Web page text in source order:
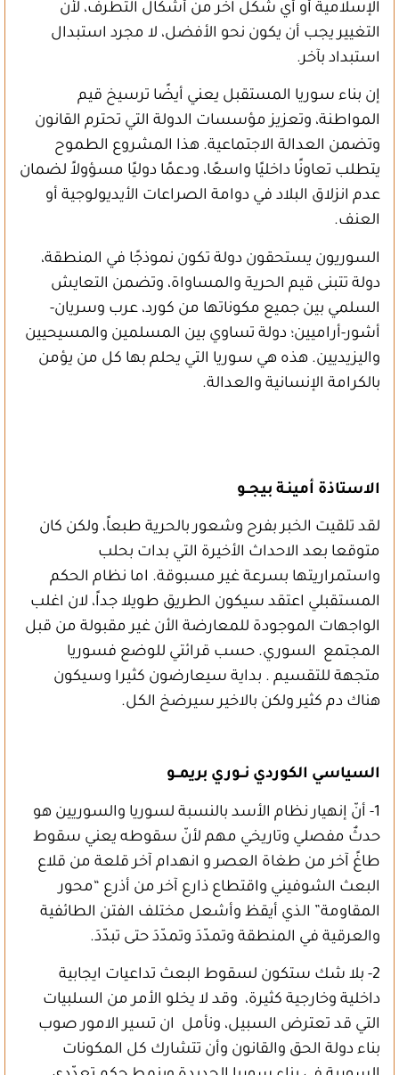
الإسلامية أو أي شكل آخر من أشكال التطرف، لأن
التغيير يجب أن يكون نحو الأفضل، لا مجرد استبدال
استبداد بآخر.
إن بناء سوريا المستقبل يعني أيضًا ترسيخ قيم
المواطنة، وتعزيز مؤسسات الدولة التي تحترم القانون
وتضمن العدالة الاجتماعية. هذا المشروع الطموح
يتطلب تعاونًا داخليًا واسعًا، ودعمًا دوليًا مسؤولاً لضمان
عدم انزلاق البلاد في دوامة الصراعات الأيديولوجية أو
العنف.
السوريون يستحقون دولة تكون نموذجًا في المنطقة،
دولة تتبنى قيم الحرية والمساواة، وتضمن التعايش
السلمي بين جميع مكوناتها من كورد، عرب وسريان-
أشور-أراميين؛ دولة تساوي بين المسلمين والمسيحيين
واليزيديين. هذه هي سوريا التي يحلم بها كل من يؤمن
بالكرامة الإنسانية والعدالة.
الاستاذة أمينـة بيجــو
لقد تلقيت الخبر بفرح وشعور بالحرية طبعاً، ولكن كان
متوقعا بعد الاحداث الأخيرة التي بدات بحلب
واستمراريتها بسرعة غير مسبوقة. اما نظام الحكم
المستقبلي اعتقد سيكون الطريق طويلا جداً، لان اغلب
الواجهات الموجودة للمعارضة الأن غير مقبولة من قبل
المجتمع السوري. حسب قرائتي للوضع فسوريا
متجهة للتقسيم . بداية سيعارضون كثيرا وسيكون
هناك دم كثير ولكن بالاخير سيرضخ الكل.
السياسي الكوردي نــوري بريمــو
1- أنّ إنهيار نظام الأسد بالنسبة لسوريا والسوريين هو
حدثٌ مفصلي وتاريخي مهم لأنّ سقوطه يعني سقوط
طاغً آخر من طغاة العصر و انهدام آخر قلعة من قلاع
البعث الشوفيني واقتطاع ذارع آخر من أذرع “محور
المقاومة” الذي أيقظ وأشعل مختلف الفتن الطائفية
والعرقية في المنطقة وتمدّدَ وتمدّدَ حتى تبدّدَ.
2- بلا شك ستكون لسقوط البعث تداعيات ايجابية
داخلية وخارجية كثيرة، وقد لا يخلو الأمر من السلبيات
التي قد تعترض السبيل، ونأمل ان تسير الامور صوب
بناء دولة الحق والقانون وأن تتشارك كل المكونات